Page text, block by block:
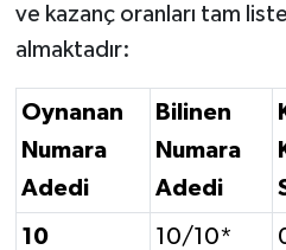
ve kazanç oranları tam
almaktadır:
Oynanan
Numara
Adedi
Bilinen
Numara
Adedi
10 10/10*